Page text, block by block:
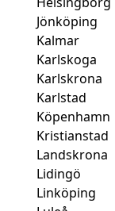
Jönköping
Kalmar
Karlskoga
Karlskrona
Karlstad
Köpenhamn
Kristianstad
Landskrona
Lidingö
Linköping